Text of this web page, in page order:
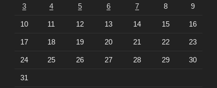
3 4 5 6 7 8 9
10 11 12 13 14 15 16
17 18 19 20 21 22 23
24 25 26 27 28 29 30
31